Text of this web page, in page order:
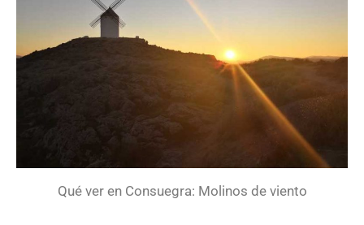
Qué ver en Consuegra: Molinos de viento